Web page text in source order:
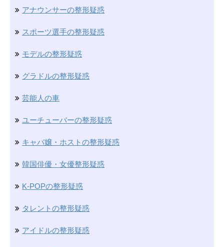
アナウンサーの整形疑惑
スポーツ選手の整形疑惑
モデルの整形疑惑
グラドルの整形疑惑
芸能人の車
ユーチューバーの整形疑惑
キャバ嬢・ホストの整形疑惑
韓国俳優・女優整形疑惑
K-POPの整形疑惑
タレントの整形疑惑
アイドルの整形疑惑